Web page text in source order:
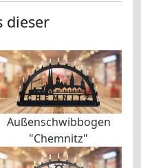
dieser
Außenschwibbogen
"Chemnitz"